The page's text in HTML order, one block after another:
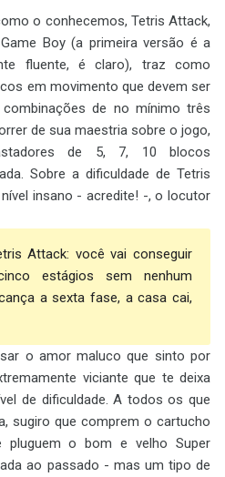
o conhecemos, Tetris Attack,
Boy (a primeira versão é a
fluente, é claro), traz como
em movimento que devem ser
de no mínimo três
de sua maestria sobre o jogo,
de 5, 7, 10 blocos
Sobre a dificuldade de Tetris
insano - acredite! -, o locutor
Attack: você vai conseguir
estágios sem nenhum
a sexta fase, a casa cai,
o amor maluco que sinto por
viciante que te deixa
de dificuldade. A todos os que
sugiro que comprem o cartucho
o bom e velho Super
ao passado - mas um tipo de